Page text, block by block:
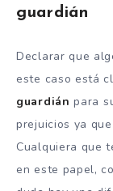
guardián
Declarar que
este caso está
guardián para
prejuicios ya
Cualquiera que
en este papel,